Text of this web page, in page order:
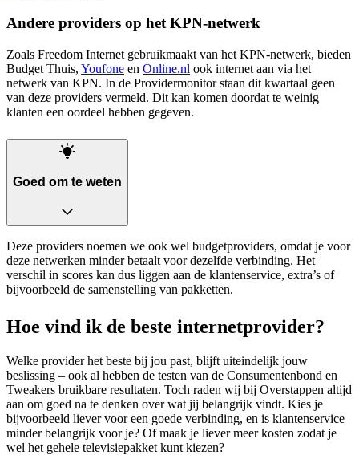
Andere providers op het KPN-netwerk
Zoals Freedom Internet gebruikmaakt van het KPN-netwerk, bieden
Budget Thuis, Youfone en Online.nl ook internet aan via het
netwerk van KPN. In de Providermonitor staan dit kwartaal geen
van deze providers vermeld. Dit kan komen doordat te weinig
klanten een oordeel hebben gegeven.
Goed om te weten
Deze providers noemen we ook wel budgetproviders, omdat je voor
deze netwerken minder betaalt voor dezelfde verbinding. Het
verschil in scores kan dus liggen aan de klantenservice, extra’s of
bijvoorbeeld de samenstelling van pakketten.
Hoe vind ik de beste internetprovider?
Welke provider het beste bij jou past, blijft uiteindelijk jouw
beslissing – ook al hebben de testen van de Consumentenbond en
Tweakers bruikbare resultaten. Toch raden wij bij Overstappen altijd
aan om goed na te denken over wat jij belangrijk vindt. Kies je
bijvoorbeeld liever voor een goede verbinding, en is klantenservice
minder belangrijk voor je? Of maak je liever meer kosten zodat je
wel het gehele televisiepakket kunt kiezen?